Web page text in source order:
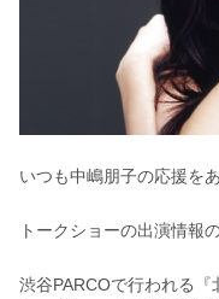
いつも中嶋朋子の応援を
トークショーの出演情報
渋谷PARCOで行われる